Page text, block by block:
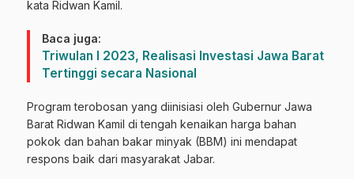
kata Ridwan Kamil.
Baca juga:
Triwulan I 2023, Realisasi Investasi Jawa Barat
Tertinggi secara Nasional
Program terobosan yang diinisiasi oleh Gubernur Jawa
Barat Ridwan Kamil di tengah kenaikan harga bahan
pokok dan bahan bakar minyak (BBM) ini mendapat
respons baik dari masyarakat Jabar.